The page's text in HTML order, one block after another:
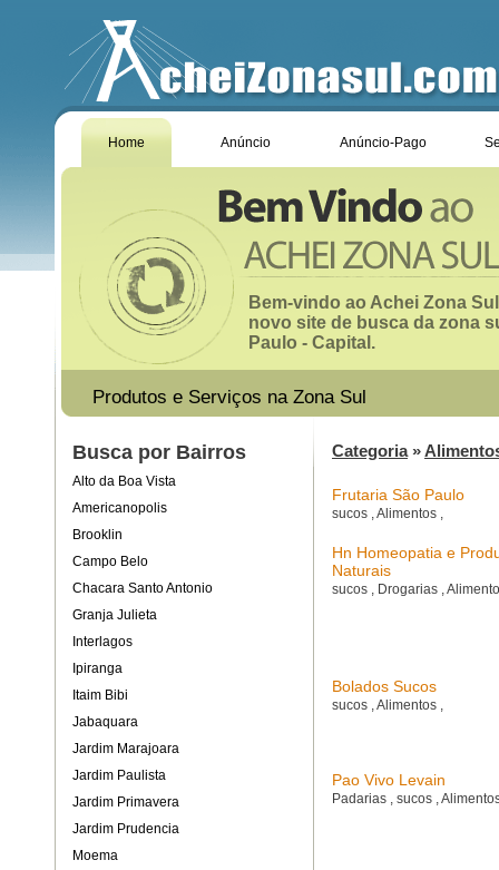
Home Anúncio Anúncio-Pago
Bem-vindo ao Achei Zona
novo site de busca da zona
Paulo - Capital.
Produtos e Serviços na Zona Sul
Busca por Bairros
Alto da Boa Vista
Americanopolis
Brooklin
Campo Belo
Chacara Santo Antonio
Granja Julieta
Interlagos
Ipiranga
Itaim Bibi
Jabaquara
Jardim Marajoara
Jardim Paulista
Jardim Primavera
Jardim Prudencia
Moema
Categoria»
Frutaria São Paulo
sucos ,Alimentos ,
Hn Homeopatia e
Naturais
sucos , Drogarias ,
Bolados Sucos
sucos ,Alimentos ,
Pao Vivo Levain
Padarias , sucos ,